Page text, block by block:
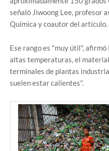
señaló Jiwoong Lee, profesor
Química y coautor del artículo.
Ese rango es "muy útil",
altas temperaturas, el
terminales de plantas
suelen estar calientes".